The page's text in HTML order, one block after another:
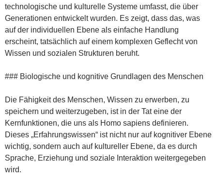
technologische und kulturelle Systeme umfasst, die über
Generationen entwickelt wurden. Es zeigt, dass das, was
auf der individuellen Ebene als einfache Handlung
erscheint, tatsächlich auf einem komplexen Geflecht von
Wissen und sozialen Strukturen beruht.
### Biologische und kognitive Grundlagen des Menschen
Die Fähigkeit des Menschen, Wissen zu erwerben, zu
speichern und weiterzugeben, ist in der Tat eine der
Kernfunktionen, die uns als Homo sapiens definieren.
Dieses „Erfahrungswissen“ ist nicht nur auf kognitiver Ebene
wichtig, sondern auch auf kultureller Ebene, da es durch
Sprache, Erziehung und soziale Interaktion weitergegeben
wird.